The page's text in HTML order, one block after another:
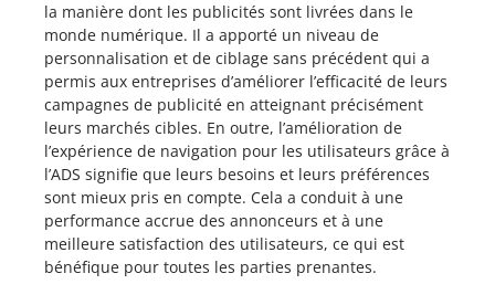
la manière dont les publicités sont livrées dans le
monde numérique. Il a apporté un niveau de
personnalisation et de ciblage sans précédent qui a
permis aux entreprises d’améliorer l’efficacité de leurs
campagnes de publicité en atteignant précisément
leurs marchés cibles. En outre, l’amélioration de
l’expérience de navigation pour les utilisateurs grâce à
l’ADS signifie que leurs besoins et leurs préférences
sont mieux pris en compte. Cela a conduit à une
performance accrue des annonceurs et à une
meilleure satisfaction des utilisateurs, ce qui est
bénéfique pour toutes les parties prenantes.